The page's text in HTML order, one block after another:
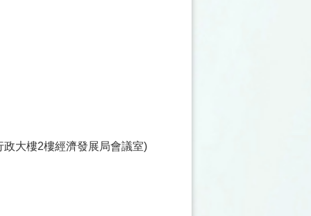
大樓2樓經濟發展局會議室)